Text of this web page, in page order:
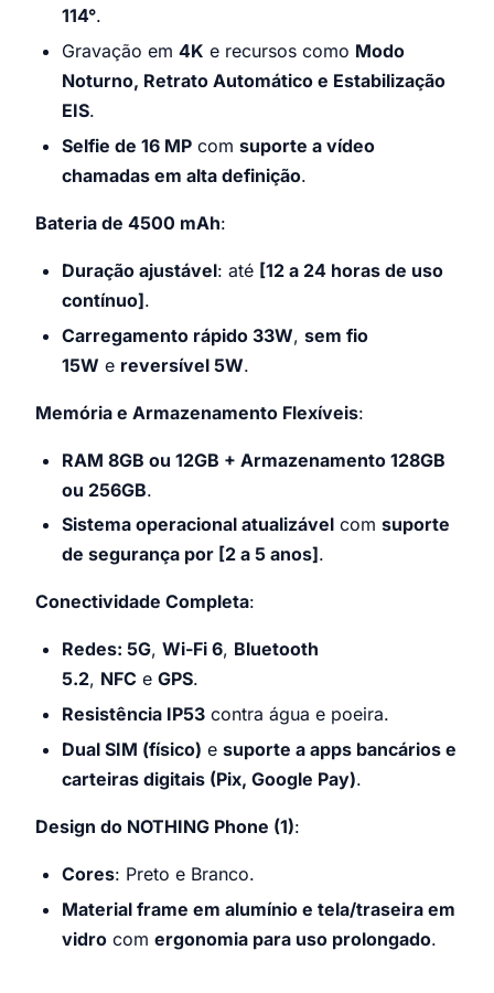
114°.
Gravação em 4K e recursos como Modo
Noturno, Retrato Automático e Estabilização
EIS.
Selfie de 16 MP com suporte a vídeo
chamadas em alta definição.
Bateria de 4500 mAh:
Duração ajustável: até [12 a 24 horas de uso
contínuo].
Carregamento rápido 33W, sem fio
15W e reversível 5W.
Memória e Armazenamento Flexíveis:
RAM 8GB ou 12GB + Armazenamento 128GB
ou 256GB.
Sistema operacional atualizável com suporte
de segurança por [2 a 5 anos].
Conectividade Completa:
Redes: 5G, Wi-Fi 6, Bluetooth
5.2, NFC e GPS.
Resistência IP53 contra água e poeira.
Dual SIM (físico) e suporte a apps bancários e
carteiras digitais (Pix, Google Pay).
Design do NOTHING Phone (1):
Cores: Preto e Branco.
Material frame em alumínio e tela/traseira em
vidro com ergonomia para uso prolongado.